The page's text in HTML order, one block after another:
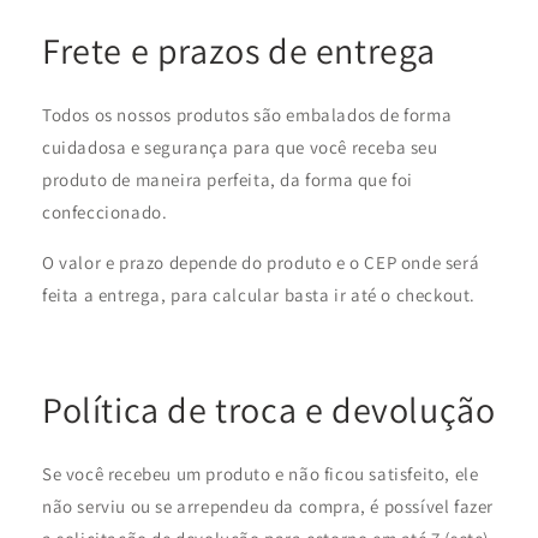
Frete e prazos de entrega
Todos os nossos produtos são embalados de forma
cuidadosa e segurança para que você receba seu
produto de maneira perfeita, da forma que foi
confeccionado.
O valor e prazo depende do produto e o CEP onde será
feita a entrega, para calcular basta ir até o checkout.
Política de troca e devolução
Se você recebeu um produto e não ficou satisfeito, ele
não serviu ou se arrependeu da compra, é possível fazer